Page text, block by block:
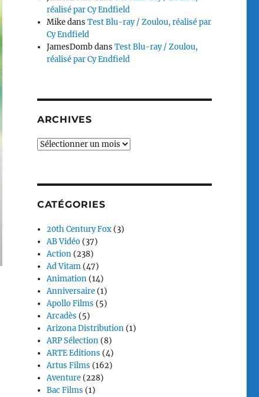
réalisé par Cy Endfield
MikedansTest Blu-ray / Zoulou, réalisé par
Cy Endfield
JamesDombdansTest Blu-ray / Zoulou,
réalisé par Cy Endfield
ARCHIVES
Archives
CATÉGORIES
20th Century Fox (3)
AB Vidéo (37)
Action (238)
Ad Vitam (47)
Animation (14)
Anniversaire (1)
Apollo Films (5)
Arcadès (5)
Arizona Distribution (1)
ARP Sélection (8)
ARTE Editions (4)
Artus Films (162)
Aventure (228)
Bac Films (1)